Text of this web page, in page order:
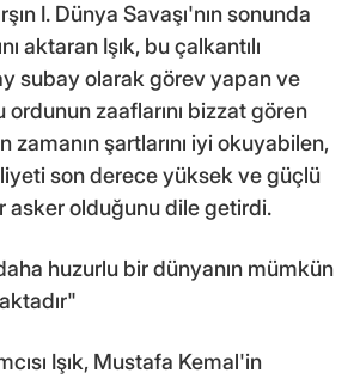
I. Dünya Savaşı'nın sonunda
aktaran Işık, bu çalkantılı
subay olarak görev yapan ve
zaaflarını bizzat gören
zamanın şartlarını iyi okuyabilen,
son derece yüksek ve güçlü
asker olduğunu dile getirdi.
huzurlu bir dünyanın mümkün
Işık, Mustafa Kemal'in